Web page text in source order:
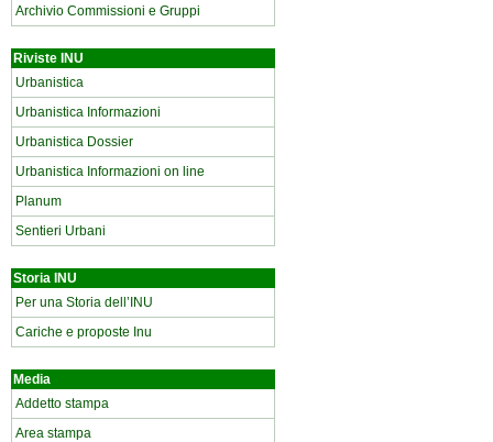
Archivio Commissioni e Gruppi
Riviste INU
Urbanistica
Urbanistica Informazioni
Urbanistica Dossier
Urbanistica Informazioni on line
Planum
Sentieri Urbani
Storia INU
Per una Storia dell’INU
Cariche e proposte Inu
Media
Addetto stampa
Area stampa